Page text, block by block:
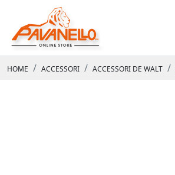
HOME ACCESSORI ACCESSORI DE WALT